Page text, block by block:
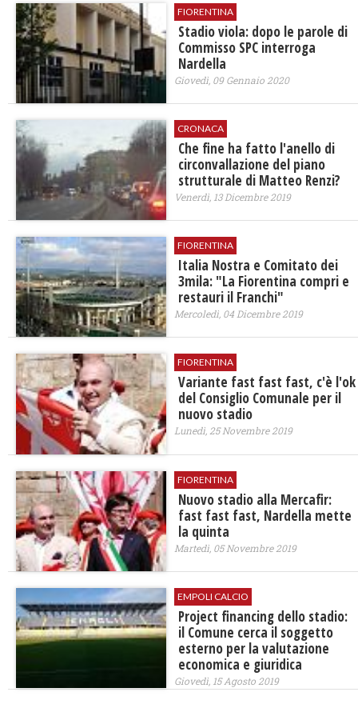
FIORENTINA
Stadio viola: dopo le parole di
Commisso SPC interroga
Nardella
Giovedì, 09 Gennaio 2020
CRONACA
Che fine ha fatto l'anello di
circonvallazione del piano
strutturale di Matteo Renzi?
Venerdì, 13 Dicembre 2019
FIORENTINA
Italia Nostra e Comitato dei
3mila: "La Fiorentina compri e
restauri il Franchi"
Mercoledì, 04 Dicembre 2019
FIORENTINA
Variante fast fast fast, c'è l'ok
del Consiglio Comunale per il
nuovo stadio
Lunedì, 25 Novembre 2019
FIORENTINA
Nuovo stadio alla Mercafir:
fast fast fast, Nardella mette
la quinta
Martedì, 05 Novembre 2019
EMPOLI CALCIO
Project financing dello stadio:
il Comune cerca il soggetto
esterno per la valutazione
economica e giuridica
Giovedì, 15 Agosto 2019